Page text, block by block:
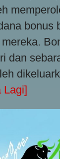
bonus
dan
Lagi]